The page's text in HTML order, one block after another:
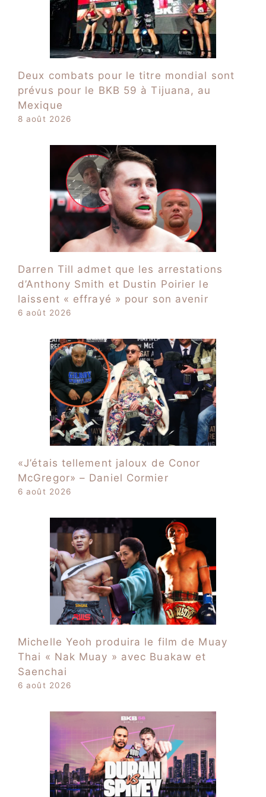
Deux combats pour le titre mondial sont
prévus pour le BKB 59 à Tijuana, au
Mexique
8 août 2026
Darren Till admet que les arrestations
d’Anthony Smith et Dustin Poirier le
laissent « effrayé » pour son avenir
6 août 2026
«J’étais tellement jaloux de Conor
McGregor» – Daniel Cormier
6 août 2026
Michelle Yeoh produira le film de Muay
Thai « Nak Muay » avec Buakaw et
Saenchai
6 août 2026